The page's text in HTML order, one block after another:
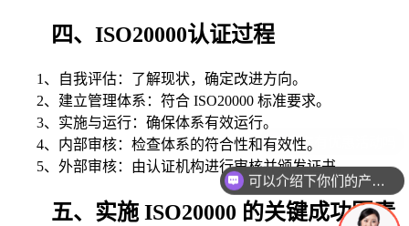
四、ISO20000认证过程
1、自我评估：了解现状，确定改进方向。
2、建立管理体系：符合 ISO20000 标准要求。
3、实施与运行：确保体系有效运行。
4、内部审核：检查体系的符合性和有效性。
5、外部审核：由认证机构进行审核并颁发证书。
五、实施 ISO20000 的关键成功因素
可以介绍下你们的产品么